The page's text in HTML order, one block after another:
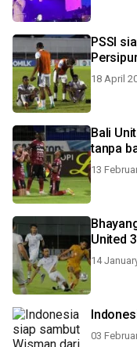
PSSI
18 April
Bali
tanpa
13
United
14
03